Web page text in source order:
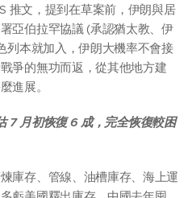
推文，提到在草案前，伊朗與居
亞伯拉罕協議 (承認猶太教、伊
列本就加入，伊朗大機率不會接
爭的無功而返，從其他地方建
進展。
7 月初恢復 6 成，完全恢復較困
庫存、管線、油槽庫存、海上運